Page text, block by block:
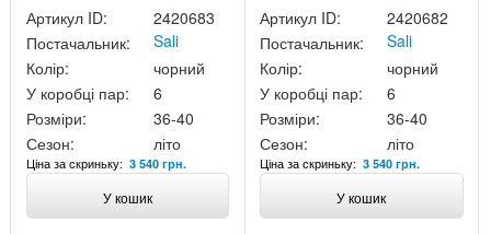
Артикул ID:
2420683
Постачальник:
Sali
Колір:
чорний
У коробці пар:
6
Розміри:
36-40
Сезон:
літо
Ціна за скриньку: 3 540 грн.
У кошик
Артикул ID:
2420682
Постачальник:
Sali
Колір:
чорний
У коробці пар:
6
Розміри:
36-40
Сезон:
літо
Ціна за скриньку:3 540 грн.
У кошик